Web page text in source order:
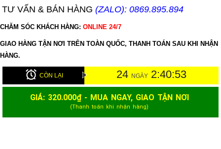
TƯ VẤN & BÁN HÀNG (ZALO): 0869.895.894
CHĂM SÓC KHÁCH HÀNG: ONLINE 24/7
GIAO HÀNG TẬN NƠI TRÊN TOÀN QUỐC, THANH TOÁN SAU KHI NHẬN
HÀNG.
CÒN LẠI 24 NGÀY 2:40:52
GIÁ: 320.000₫ - MUA NGAY, GIAO TẬN NƠI
(Thanh toán khi nhận hàng)